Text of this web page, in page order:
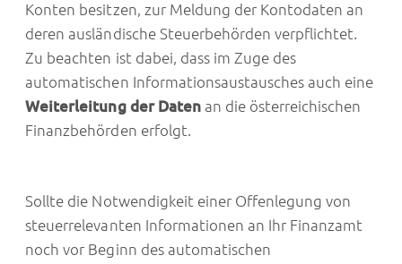
Konten besitzen, zur Meldung der Kontodaten an
deren ausländische Steuerbehörden verpflichtet.
Zu beachten ist dabei, dass im Zuge des
automatischen Informationsaustausches auch eine
Weiterleitung der Datenan die österreichischen
Finanzbehörden erfolgt.
Sollte die Notwendigkeit einer Offenlegung von
steuerrelevanten Informationen an Ihr Finanzamt
noch vor Beginn des automatischen